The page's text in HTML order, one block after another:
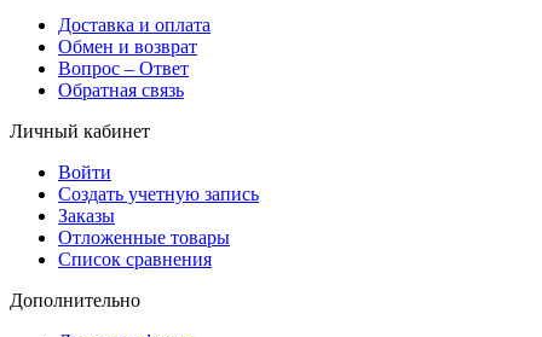
Доставка и оплата
Обмен и возврат
Вопрос – Ответ
Обратная связь
Личный кабинет
Войти
Создать учетную запись
Заказы
Отложенные товары
Список сравнения
Дополнительно